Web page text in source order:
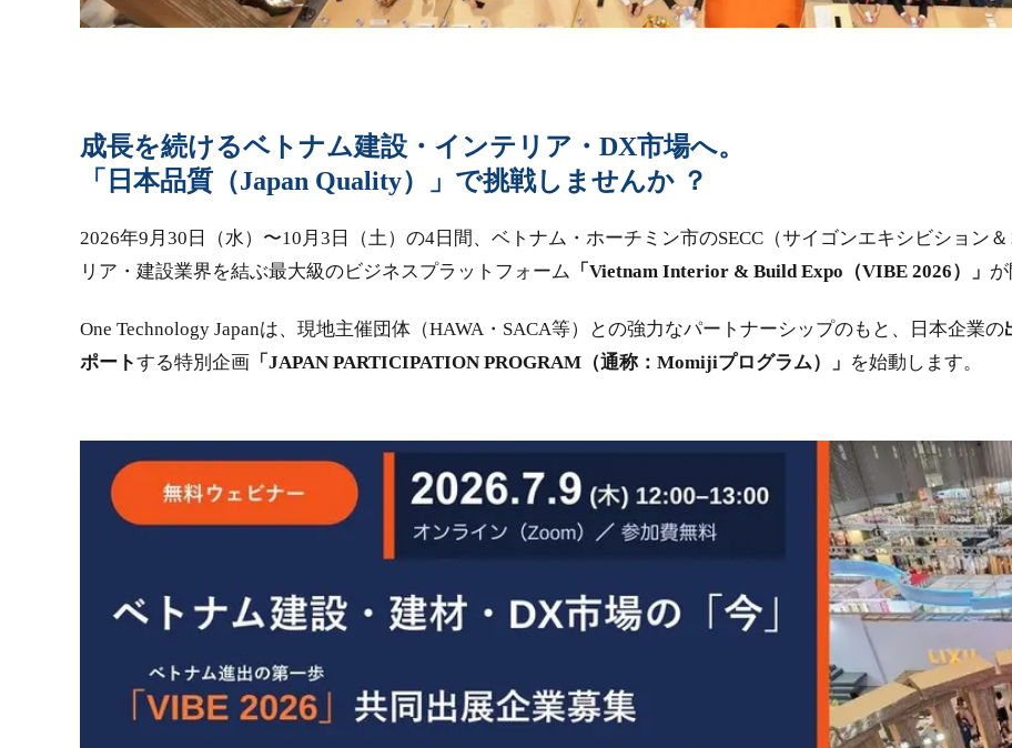
成長を続けるベトナム建設・インテリア・DX市場へ。
「日本品質（Japan Quality）」で挑戦しませんか ？
2026年9月30日（水）〜10月3日（土）の4日間、ベトナム・ホーチミン市のSECC（サイゴンエキシビション
リア・建設業界を結ぶ最大級のビジネスプラットフォーム 「Vietnam Interior & Build Expo（VIBE 2026）」 が
One Technology Japanは、現地主催団体（HAWA・SACA等）との強力なパートナーシップのもと、日本企業の
ポートする特別企画 「JAPAN PARTICIPATION PROGRAM（通称：Momijiプログラム）」 を始動します。